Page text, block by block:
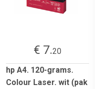
€ 7.20
hp A4. 120-grams.
Colour Laser. wit (pak